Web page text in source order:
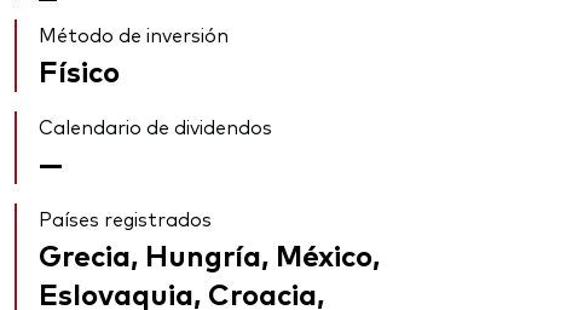
Método de inversión
Físico
Calendario de dividendos
—
Países registrados
Grecia, Hungría, México,
Eslovaquia, Croacia,